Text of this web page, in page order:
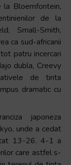
Bloemfontein,
de la
Small-Smith,
ca sud-africanii
patru incercari
dubla, Creevy
de tinta
dramatic cu
japoneza
unde a cedat
13-26. 4-1 a
care astfel s-